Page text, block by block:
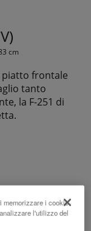
cm
piatto frontale
tanto
la F-251 di
memorizzare i cookie
l'utilizzo del